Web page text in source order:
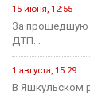
15 июня, 12:55
За прошедшую
ДТП...
1 августа, 15:29
В Яшкульском